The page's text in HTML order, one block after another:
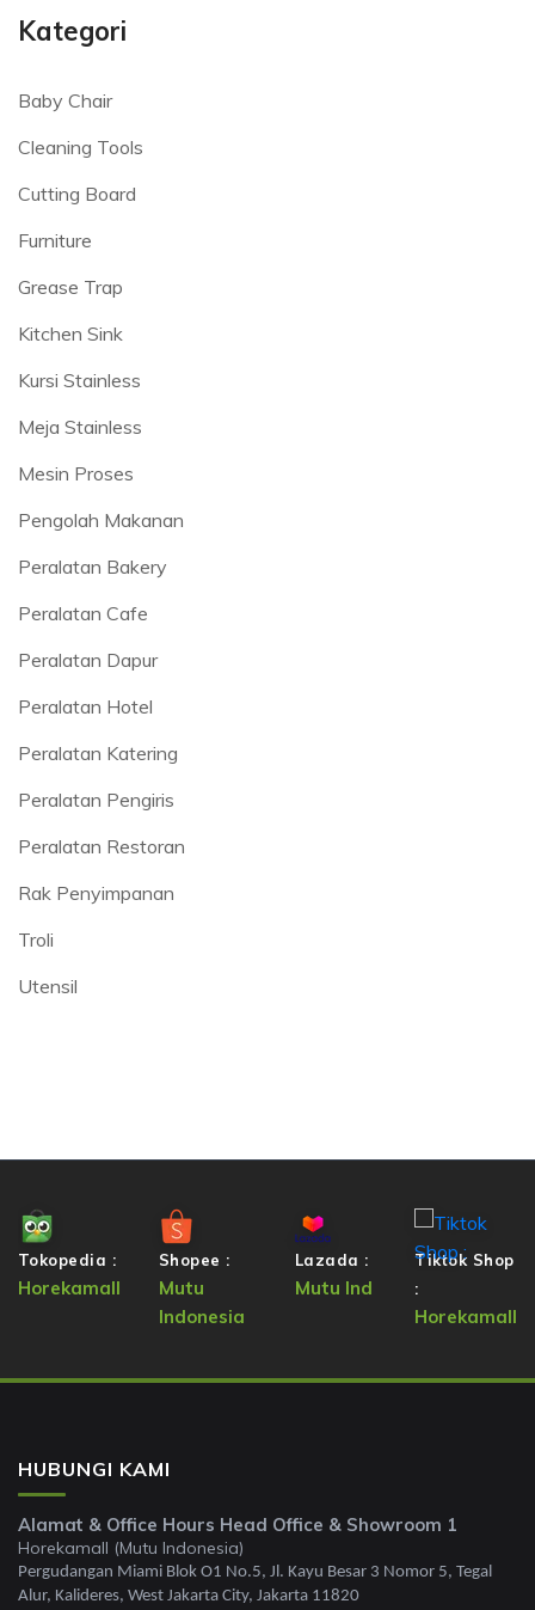
Kategori
Baby Chair
Cleaning Tools
Cutting Board
Furniture
Grease Trap
Kitchen Sink
Kursi Stainless
Meja Stainless
Mesin Proses
Pengolah Makanan
Peralatan Bakery
Peralatan Cafe
Peralatan Dapur
Peralatan Hotel
Peralatan Katering
Peralatan Pengiris
Peralatan Restoran
Rak Penyimpanan
Troli
Utensil
Tokopedia :
Horekamall
Shopee :
Mutu
Indonesia
Lazada :
Mutu Ind
Tiktok Shop
:
Horekamall
HUBUNGI KAMI
Alamat & Office Hours Head Office & Showroom 1
Horekamall (Mutu Indonesia)
Pergudangan Miami Blok O1 No.5, Jl. Kayu Besar 3 Nomor 5, Tegal
Alur, Kalideres, West Jakarta City, Jakarta 11820